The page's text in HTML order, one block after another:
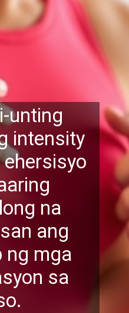
unting
intensity
na
ang
ng mga
sa